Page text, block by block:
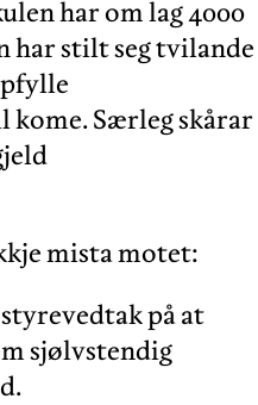
har om lag 4000
har stilt seg tvilande
Særleg skårar
mista motet:
på at
sjølvstendig